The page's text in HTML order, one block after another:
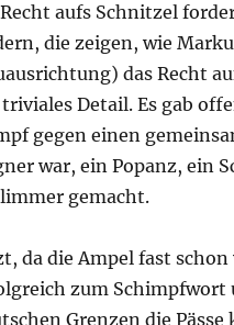
aufs Schnitzel
die zeigen, wie
das Recht
Detail. Es gab
gegen einen
war, ein Popanz, ein
gemacht.
da die Ampel fast
zum Schimpfwort
Grenzen die